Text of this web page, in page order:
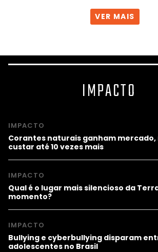
VER MAIS
IMPACTO
IMPACTO
Corantes naturais ganham mercado,
custar até 10 vezes mais
IMPACTO
Qual é o lugar mais silencioso da
momento?
IMPACTO
Bullying e cyberbullying disparam
adolescentes no Brasil